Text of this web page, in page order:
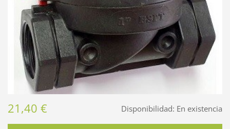
Disponibilidad: En existencia
21,40 €